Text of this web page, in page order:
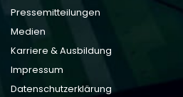
Pressemitteilungen
Medien
Karriere & Ausbildung
Impressum
Datenschutzerklärung